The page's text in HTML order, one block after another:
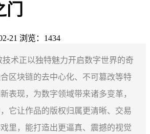
门
21 浏览：1434
技术正以独特魅力开启数字世界的奇
区块链的去中心化、不可篡改等特
表现，为数字领域带来诸多变革，
它让作品的版权归属更清晰、交易
里，能打造出更逼真、震撼的视觉